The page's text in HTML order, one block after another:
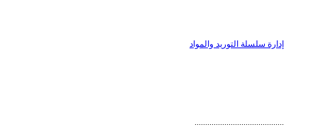
إدارة سلسلة التوريد والمواد